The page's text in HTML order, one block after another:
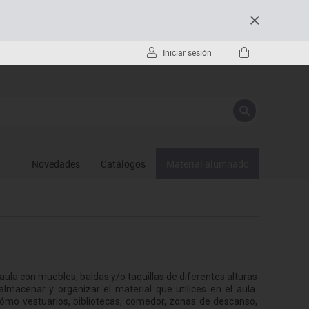
Iniciar sesión
Novedades Catálogos
con muebles, baldas y/o taquillas de diferentes alturas
y organizar el material que utilices en el aula.
vestuarios, bibliotecas, comedor, zonas de descanso,